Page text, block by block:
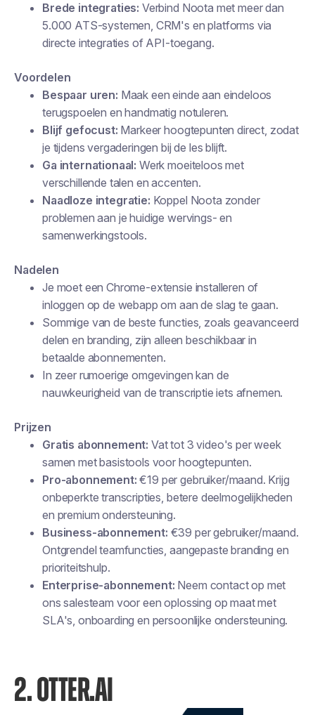
Brede integraties: Verbind Noota met meer dan
5.000 ATS-systemen, CRM's en platforms via
directe integraties of API-toegang.
Voordelen
Bespaar uren: Maak een einde aan eindeloos
terugspoelen en handmatig notuleren.
Blijf gefocust: Markeer hoogtepunten direct, zodat
je tijdens vergaderingen bij de les blijft.
Ga internationaal: Werk moeiteloos met
verschillende talen en accenten.
Naadloze integratie: Koppel Noota zonder
problemen aan je huidige wervings- en
samenwerkingstools.
Nadelen
Je moet een Chrome-extensie installeren of
inloggen op de webapp om aan de slag te gaan.
Sommige van de beste functies, zoals geavanceerd
delen en branding, zijn alleen beschikbaar in
betaalde abonnementen.
In zeer rumoerige omgevingen kan de
nauwkeurigheid van de transcriptie iets afnemen.
Prijzen
Gratis abonnement: Vat tot 3 video's per week
samen met basistools voor hoogtepunten.
Pro-abonnement: €19 per gebruiker/maand. Krijg
onbeperkte transcripties, betere deelmogelijkheden
en premium ondersteuning.
Business-abonnement: €39 per gebruiker/maand.
Ontgrendel teamfuncties, aangepaste branding en
prioriteitshulp.
Enterprise-abonnement: Neem contact op met
ons salesteam voor een oplossing op maat met
SLA's, onboarding en persoonlijke ondersteuning.
2. OTTER.AI